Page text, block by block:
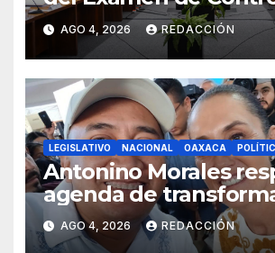
Presencial; aplicarán
evaluación del 12 al
agosto
AGO 4, 2026 REDACCIÓN
LEGISLATIVO NACIONAL OAXACA
Antonino Morales
agenda de
durante gira
Oaxaca
AGO 4, 2026 REDACCIÓN